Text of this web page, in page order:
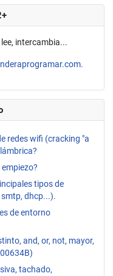
intercambia...
redes wifi (cracking "a
tipos de
dhcp...).
de entorno
and, or, not, mayor,
tachado,